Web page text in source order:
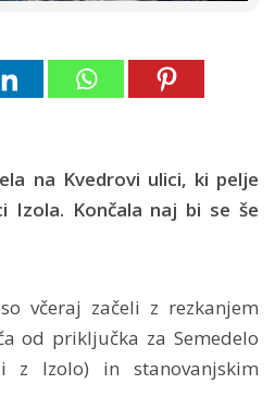
na Kvedrovi ulici, ki pelje
Izola. Končala naj bi se še
včeraj začeli z rezkanjem
od priključka za Semedelo
z Izolo) in stanovanjskim